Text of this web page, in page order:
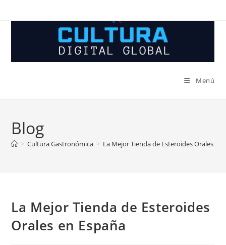
Menú
Blog
> Cultura Gastronómica > La Mejor Tienda de Esteroides Orales en
La Mejor Tienda de Esteroides
Orales en España